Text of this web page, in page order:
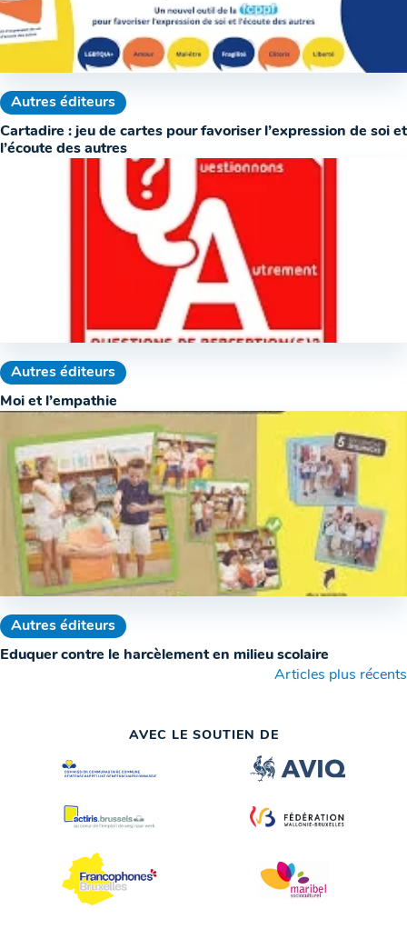
Autres éditeurs
Cartadire : jeu de cartes pour favoriser l’expression de soi et
l’écoute des autres
Autres éditeurs
Moi et l’empathie
Autres éditeurs
Eduquer contre le harcèlement en milieu scolaire
articles
Articles plus récents
AVEC LE SOUTIEN DE